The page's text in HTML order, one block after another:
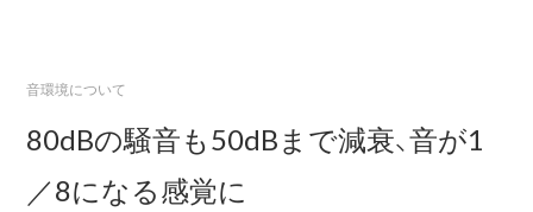
音環境について
80dBの騒音も50dBまで減衰、音が1
／8になる感覚に